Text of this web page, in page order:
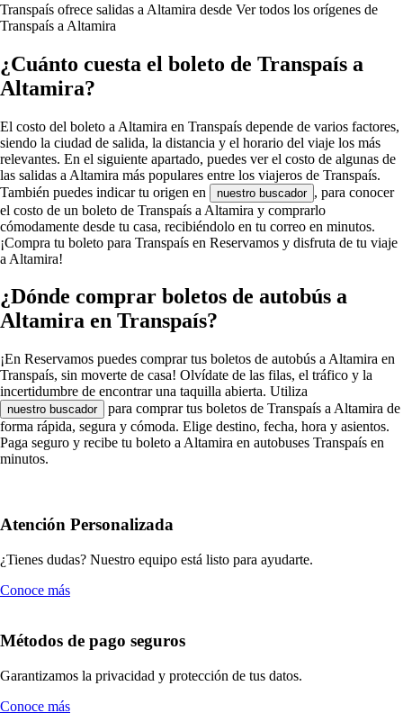
Transpaís ofrece salidas a Altamira desde Ver todos los orígenes de
Transpaís a Altamira
¿Cuánto cuesta el boleto de Transpaís a
Altamira?
El costo del boleto a Altamira en Transpaís depende de varios factores,
siendo la ciudad de salida, la distancia y el horario del viaje los más
relevantes. En el siguiente apartado, puedes ver el costo de algunas de
las salidas a Altamira más populares entre los viajeros de Transpaís.
También puedes indicar tu origen en
nuestro buscador , para conocer
el costo de un boleto de Transpaís a Altamira y comprarlo
cómodamente desde tu casa, recibiéndolo en tu correo en minutos.
¡Compra tu boleto para Transpaís en Reservamos y disfruta de tu viaje
a Altamira!
¿Dónde comprar boletos de autobús a
Altamira en Transpaís?
¡En Reservamos puedes comprar tus boletos de autobús a Altamira en
Transpaís, sin moverte de casa! Olvídate de las filas, el tráfico y la
incertidumbre de encontrar una taquilla abierta. Utiliza
nuestro buscador
para comprar tus boletos de Transpaís a Altamira de
forma rápida, segura y cómoda. Elige destino, fecha, hora y asientos.
Paga seguro y recibe tu boleto a Altamira en autobuses Transpaís en
minutos.
Atención Personalizada
¿Tienes dudas? Nuestro equipo está listo para ayudarte.
Conoce más
Métodos de pago seguros
Garantizamos la privacidad y protección de tus datos.
Conoce más